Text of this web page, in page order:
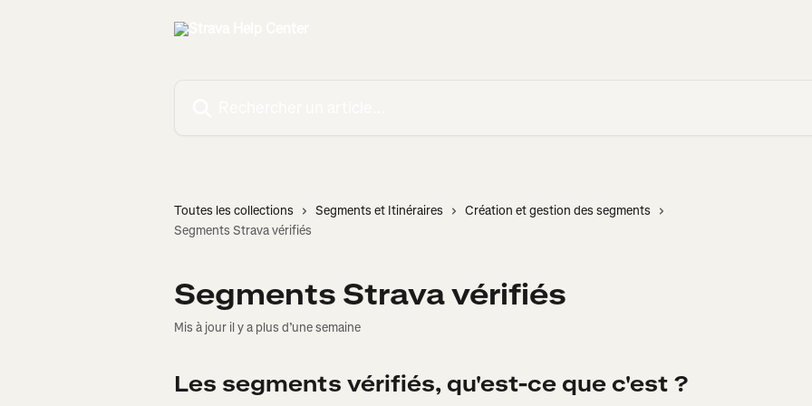
Toutes les collections Segments et Itinéraires
Création et gestion des segments
Segments Strava vérifiés
Segments Strava vérifiés
Mis à jour il y a plus d’une semaine
Les segments vérifiés, qu'est-ce que c'est ?